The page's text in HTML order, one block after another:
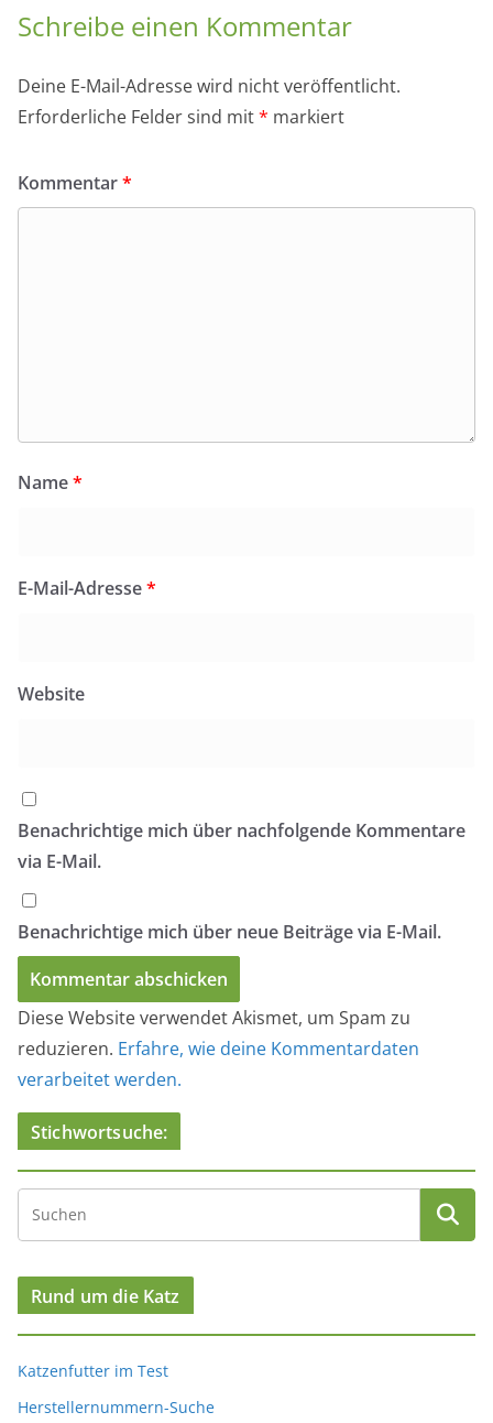
Schreibe einen Kommentar
Deine E-Mail-Adresse wird nicht veröffentlicht.
Erforderliche Felder sind mit* markiert
Kommentar*
Name*
E-Mail-Adresse*
Website
Benachrichtige mich über nachfolgende Kommentare
via E-Mail.
Benachrichtige mich über neue Beiträge via E-Mail.
Diese Website verwendet Akismet, um Spam zu
reduzieren. Erfahre, wie deine Kommentardaten
verarbeitet werden.
Stichwortsuche:
Rund um die Katz
Katzenfutter im Test
Herstellernummern-Suche